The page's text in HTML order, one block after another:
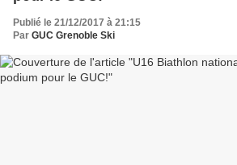
Publié le 21/12/2017 à 21:15
Par GUC Grenoble Ski